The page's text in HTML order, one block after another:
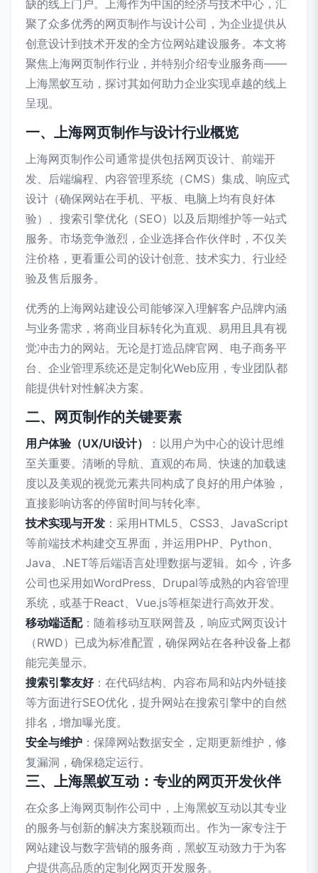
缺的线上门户。上海作为中国的经济与技术中心，汇
聚了众多优秀的网页制作与设计公司，为企业提供从
创意设计到技术开发的全方位网站建设服务。本文将
聚焦上海网页制作行业，并特别介绍专业服务商——
上海黑蚁互动，探讨其如何助力企业实现卓越的线上
呈现。
一、上海网页制作与设计行业概览
上海网页制作公司通常提供包括网页设计、前端开
发、后端编程、内容管理系统（CMS）集成、响应式
设计（确保网站在手机、平板、电脑上均有良好体
验）、搜索引擎优化（SEO）以及后期维护等一站式
服务。市场竞争激烈，企业选择合作伙伴时，不仅关
注价格，更看重公司的设计创意、技术实力、行业经
验及售后服务。
优秀的上海网站建设公司能够深入理解客户品牌内涵
与业务需求，将商业目标转化为直观、易用且具有视
觉冲击力的网站。无论是打造品牌官网、电子商务平
台、企业管理系统还是定制化Web应用，专业团队都
能提供针对性解决方案。
二、网页制作的关键要素
用户体验（UX/UI设计）
：以用户为中心的设计思维
至关重要。清晰的导航、直观的布局、快速的加载速
度以及美观的视觉元素共同构成了良好的用户体验，
直接影响访客的停留时间与转化率。
技术实现与开发 ：采用HTML5、CSS3、JavaScript
等前端技术构建交互界面，并运用PHP、Python、
Java、.NET等后端语言处理数据与逻辑。如今，许多
公司也采用如WordPress、Drupal等成熟的内容管理
系统，或基于React、Vue.js等框架进行高效开发。
移动端适配：随着移动互联网普及，响应式网页设计
（RWD）已成为标准配置，确保网站在各种设备上都
能完美显示。
搜索引擎友好：在代码结构、内容布局和站内外链接
等方面进行SEO优化，提升网站在搜索引擎中的自然
排名，增加曝光度。
安全与维护 ：保障网站数据安全，定期更新维护，修
复漏洞，确保稳定运行。
三、上海黑蚁互动：专业的网页开发伙伴
在众多上海网页制作公司中，上海黑蚁互动以其专业
的服务与创新的解决方案脱颖而出。作为一家专注于
网站建设与数字营销的服务商，黑蚁互动致力于为客
户提供高品质的定制化网页开发服务。